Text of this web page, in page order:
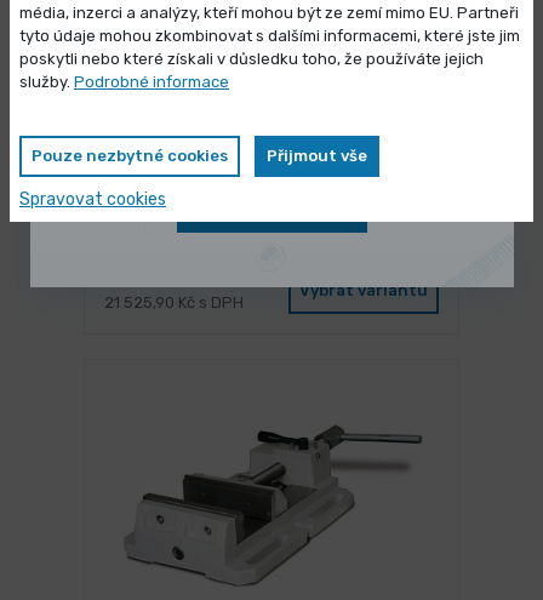
Odsávání AS 1400 pro pásové brusky
na kov
21 525,90 Kč s DPH
Vybrat variantu
média, inzerci a analýzy, kteří mohou být ze zemí mimo EU. Partneři
tyto údaje mohou zkombinovat s dalšími informacemi, které jste jim
poskytli nebo které získali v důsledku toho, že používáte jejich
služby. Podrobné informace
Pouze nezbytné cookies Přijmout vše
Spravovat cookies
Výprodej skladových zásob
Vybrané produkty nyní pořídíte za